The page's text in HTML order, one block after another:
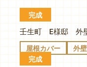
完成
屋根カバー
外
完成